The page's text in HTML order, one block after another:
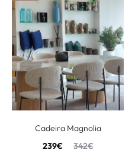
Cadeira Magnolia
342€
239€